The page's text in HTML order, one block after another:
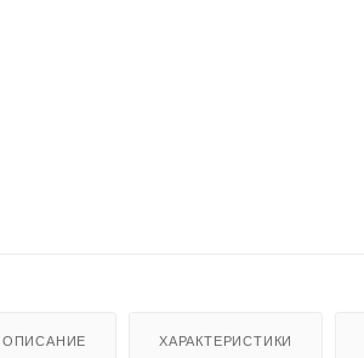
ОПИСАНИЕ ХАРАКТЕРИСТИКИ